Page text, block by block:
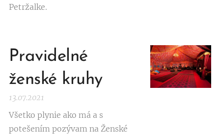
Petržalke.
Pravidelné
ženské kruhy
13.07.2021
Všetko plynie ako má a s
potešením pozývam na Ženské